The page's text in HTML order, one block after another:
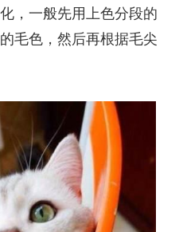
，一般先用上色分段的
毛色，然后再根据毛尖